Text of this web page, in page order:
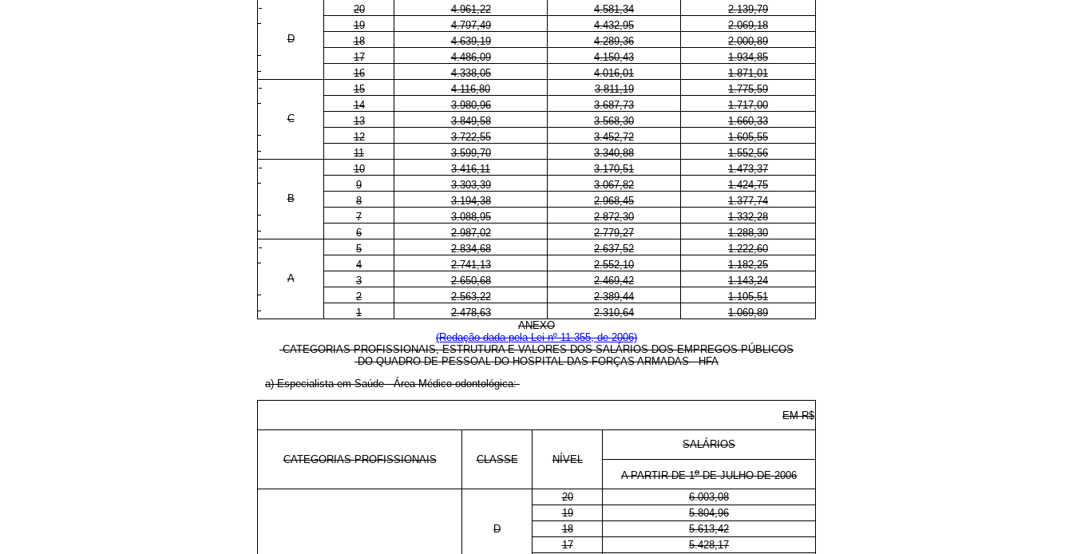
20
4.961,22 4.581,34
2.139,79
19
4.797,49 4.432,95
2.069,18
D
18 4.639,19 4.289,36
2.000,89
17
4.486,09 4.150,43
1.934,85
16
4.338,05 4.016,01
1.871,01
15
4.116,80 3.811,19
1.775,59
14
3.980,96 3.687,73
1.717,00
C
13 3.849,58 3.568,30
1.660,33
12
3.722,55 3.452,72
1.605,55
11
3.599,70 3.340,88
1.552,56
10
3.416,11 3.170,51
1.473,37
9
3.303,39 3.067,82
1.424,75
B
8 3.194,38 2.968,45
1.377,74
7
3.088,95 2.872,30
1.332,28
6
2.987,02 2.779,27
1.288,30
5
2.834,68 2.637,52
1.222,60
4
2.741,13 2.552,10
1.182,25
A
3 2.650,68 2.469,42
1.143,24
2
2.563,22 2.389,44
1.105,51
1
2.478,63 2.310,64
1.069,89
ANEXO
(Redação dada pela Lei nº 11.355, de 2006)
CATEGORIAS PROFISSIONAIS, ESTRUTURA E VALORES DOS SALÁRIOS DOS EMPREGOS PÚBLICOS
DO QUADRO DE PESSOAL DOHOSPITAL DAS FORÇAS ARMADAS - HFA
a) Especialista em Saúde - Área Médico-odontológica:
EM R$
CATEGORIAS PROFISSIONAIS CLASSE NÍVEL
SALÁRIOS
A PARTIR DE 1oDE JULHO DE 2006
D
20
6.003,08
19
5.804,96
18
5.613,42
17
5.428,17